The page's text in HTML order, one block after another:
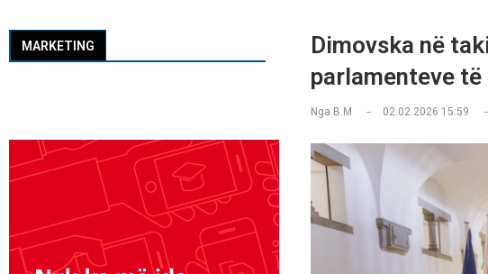
Dimovska në
parlamenteve të
Nga B.M 02.02.2026 15:59
MARKETING